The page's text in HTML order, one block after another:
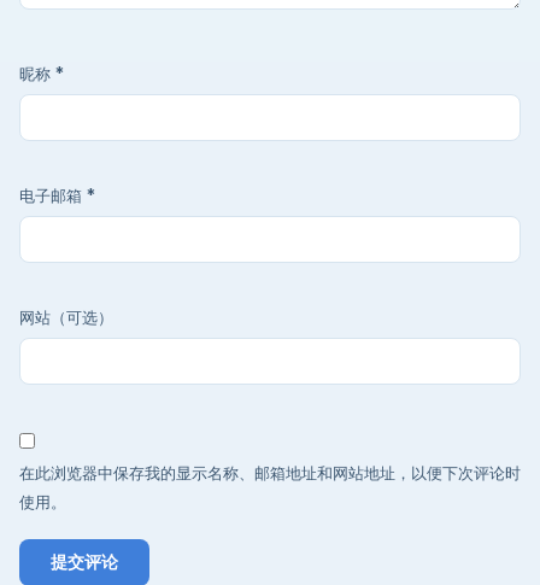
昵称 *
电子邮箱 *
网站（可选）
在此浏览器中保存我的显示名称、邮箱地址和网站地址，以便下次评论时
使用。